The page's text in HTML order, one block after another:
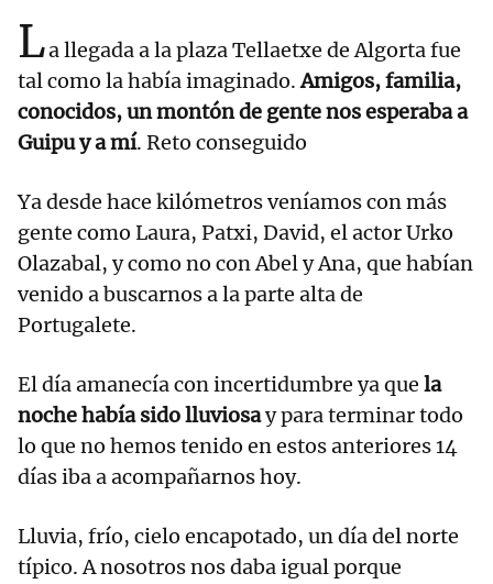
La llegada a la plaza Tellaetxe de Algorta fue
tal como la había imaginado.Amigos, familia,
conocidos, un montón de gente nos esperaba a
Guipu y a mí. Reto conseguido
Ya desde hace kilómetros veníamos con más
gente como Laura, Patxi, David, el actor Urko
Olazabal, y como no con Abel y Ana, que habían
venido a buscarnos a la parte alta de
Portugalete.
El día amanecía con incertidumbre ya que la
noche había sido lluviosay para terminar todo
lo que no hemos tenido en estos anteriores 14
días iba a acompañarnos hoy.
Lluvia, frío, cielo encapotado, un día del norte
típico. A nosotros nos daba igual porque